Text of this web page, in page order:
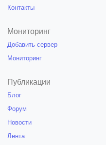
Контакты
Мониторинг
Добавить сервер
Мониторинг
Публикации
Блог
Форум
Новости
Лента